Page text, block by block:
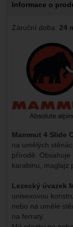
Informace o
Záruční doba: 24
Výrobce:
Mammut 4 Slide
na umělých
přírodě. Obsahuje
karabinu, maglajz
Lezecký úvazek
unisexovou
nebo na umělé
na ferraty.